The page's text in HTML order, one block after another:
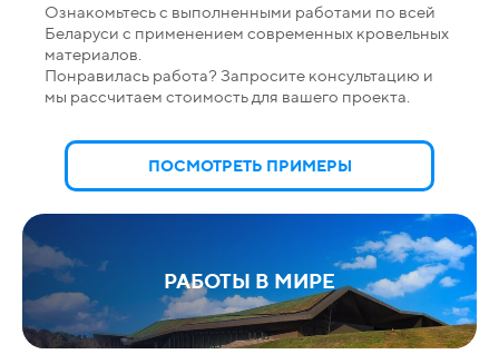
Ознакомьтесь с выполненными работами по всей
Беларуси с применением современных кровельных
материалов.
Понравилась работа? Запросите консультацию и
мы рассчитаем стоимость для вашего проекта.
ПОСМОТРЕТЬ ПРИМЕРЫ
РАБОТЫ В МИРЕ